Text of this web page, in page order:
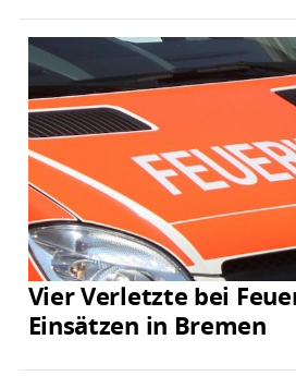
Vier Verletzte bei
Einsätzen in Bremen